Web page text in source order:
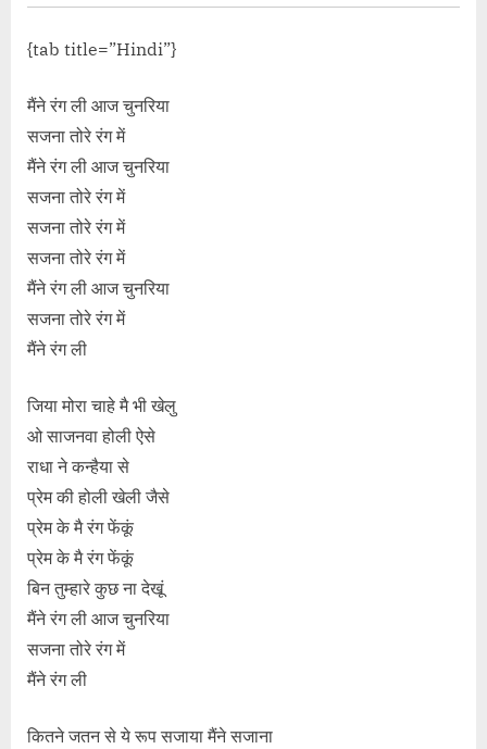
{tab title=”Hindi”}
मैंने रंग ली आज चुनरिया
सजना तोरे रंग में
मैंने रंग ली आज चुनरिया
सजना तोरे रंग में
सजना तोरे रंग में
सजना तोरे रंग में
मैंने रंग ली आज चुनरिया
सजना तोरे रंग में
मैंने रंग ली
जिया मोरा चाहे मै भी खेलु
ओ साजनवा होली ऐसे
राधा ने कन्हैया से
प्रेम की होली खेली जैसे
प्रेम के मै रंग फेंकूं
प्रेम के मै रंग फेंकूं
बिन तुम्हारे कुछ ना देखूं
मैंने रंग ली आज चुनरिया
सजना तोरे रंग में
मैंने रंग ली
कितने जतन से ये रूप सजाया मैंने सजाना